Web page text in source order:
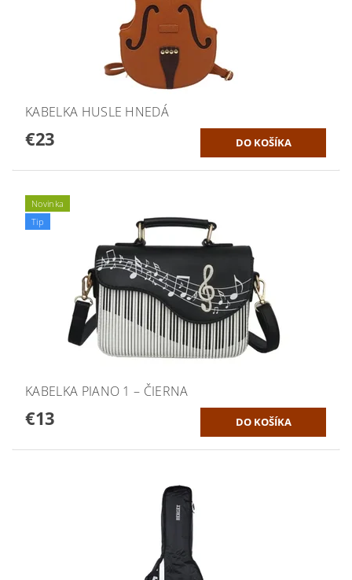
KABELKA HUSLE HNEDÁ
€23
Novinka
Tip
KABELKA PIANO 1 – ČIERNA
€13